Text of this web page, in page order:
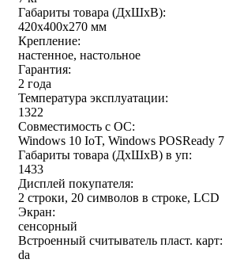
Габариты товара (ДxШxВ):
420x400x270 мм
Крепление:
настенное, настольное
Гарантия:
2 года
Температура эксплуатации:
1322
Совместимость с ОС:
Windows 10 IoT, Windows POSReady 7
Габариты товара (ДxШxВ) в уп:
1433
Дисплей покупателя:
2 строки, 20 символов в строке, LCD
Экран:
сенсорный
Встроенный считыватель пласт. карт:
da